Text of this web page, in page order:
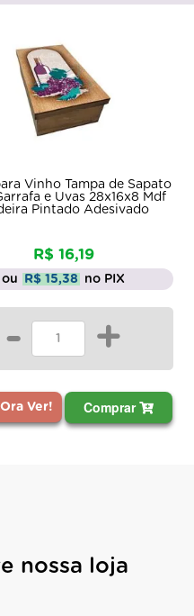
Caixa para Vinho Tampa
1 Div Jantar Romantico
10un Mdf Pintado
Por: R$ 153,79
ou R$ 146,10 no
-
BoOoOra Ver!
nossa loja